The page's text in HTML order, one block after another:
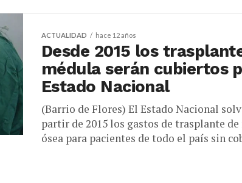
ACTUALIDAD hace 12 años
Desde 2015 los
médula serán cubiertos
Estado Nacional
(Barrio de Flores) El Estado Nacional
partir de 2015 los gastos de trasplante
ósea para pacientes de todo el país sin